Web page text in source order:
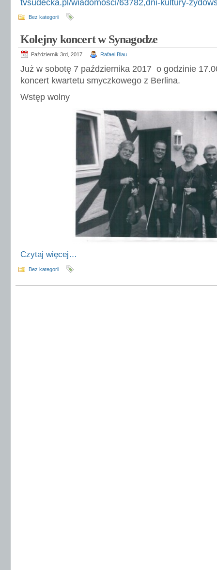
tvsudecka.pl/wiadomosci/63782,dni-kultury-
Bez kategorii
Kolejny koncert w Synagodze
Październik 3rd, 2017 Rafael Blau
Już w sobotę 7 października 2017 o godzinie
koncert kwartetu smyczkowego z Berlina.
Wstęp wolny
Czytaj więcej…
Bez kategorii